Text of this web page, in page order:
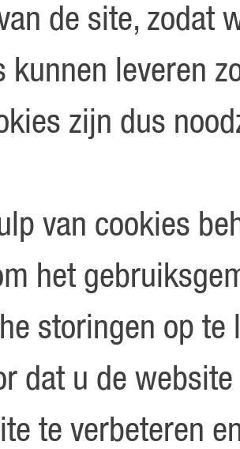
de site, zodat
kunnen leveren
zijn dus
van cookies
het
storingen op te
dat u de
te verbeteren